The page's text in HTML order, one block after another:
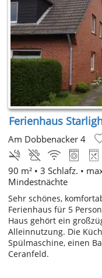
Ferienhaus
Am Dobbenacker 4
90 m² • 3 Schlafz. •
Mindestnächte
Sehr schönes,
Ferienhaus für 5
Haus gehört ein
Alleinnutzung. Die
Spülmaschine, einen
Ceranfeld.